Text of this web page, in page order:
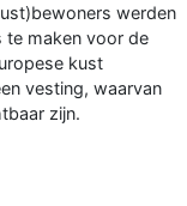
werden
te maken voor de
kust
vesting, waarvan
zijn.